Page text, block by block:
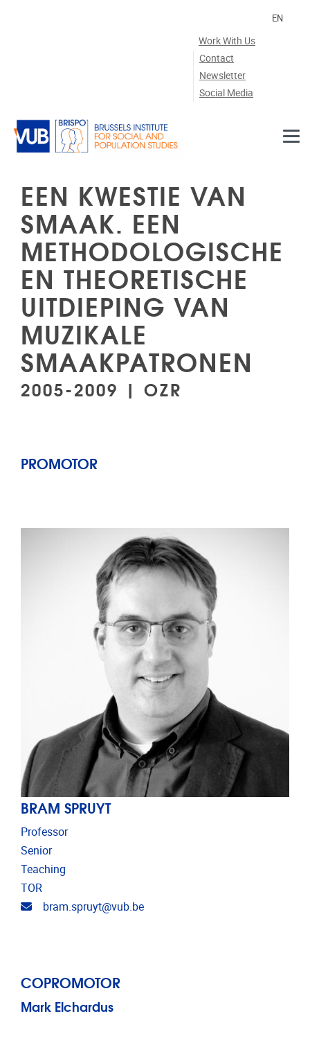
Work With Us
Contact
Newsletter
Social Media
EN
EEN KWESTIE VAN
SMAAK. EEN
METHODOLOGISCHE
EN THEORETISCHE
UITDIEPING VAN
MUZIKALE
SMAAKPATRONEN
2005-2009 | OZR
PROMOTOR
BRAM SPRUYT
Professor
Senior
Teaching
TOR
Email address
bram.spruyt@vub.be
COPROMOTOR
Mark Elchardus